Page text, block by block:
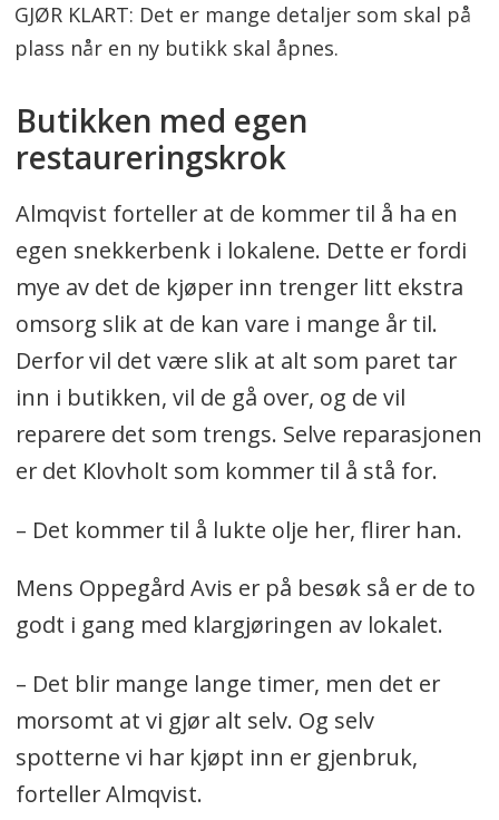
GJØR KLART: Det er mange detaljer som skal på
plass når en ny butikk skal åpnes.
Butikken med egen
restaureringskrok
Almqvist forteller at de kommer til å ha en
egen snekkerbenk i lokalene. Dette er fordi
mye av det de kjøper inn trenger litt ekstra
omsorg slik at de kan vare i mange år til.
Derfor vil det være slik at alt som paret tar
inn i butikken, vil de gå over, og de vil
reparere det som trengs. Selve reparasjonen
er det Klovholt som kommer til å stå for.
– Det kommer til å lukte olje her, flirer han.
Mens Oppegård Avis er på besøk så er de to
godt i gang med klargjøringen av lokalet.
– Det blir mange lange timer, men det er
morsomt at vi gjør alt selv. Og selv
spotterne vi har kjøpt inn er gjenbruk,
forteller Almqvist.